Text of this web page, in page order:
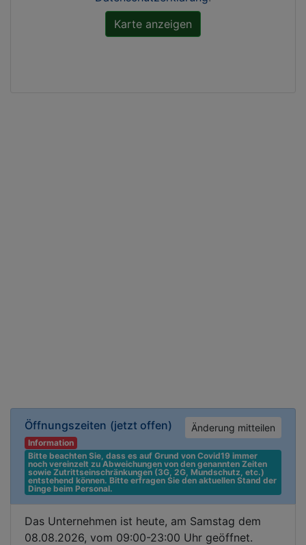
Öffnungszeiten (jetzt offen) Änderung mitteilen
Information
Bitte beachten Sie, dass es auf Grund von Covid19 immer
noch vereinzelt zu Abweichungen von den genannten Zeiten
sowie Zutrittseinschränkungen (3G, 2G, Mundschutz, etc.)
entstehend können. Bitte erfragen Sie den aktuellen Stand der
Dinge beim Personal.
Das Unternehmen ist heute, am Samstag dem
08.08.2026, vom 09:00-23:00 Uhr geöffnet.